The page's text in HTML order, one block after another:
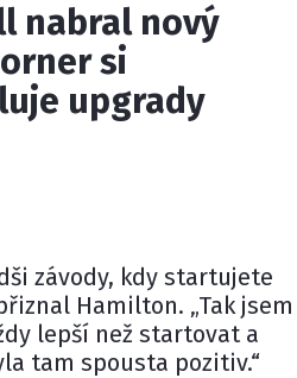
nabral nový
si
upgrady
závody, kdy startujete
Hamilton. „Tak jsem
lepší než startovat a
tam spousta pozitiv.“